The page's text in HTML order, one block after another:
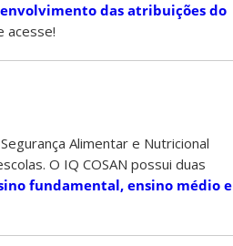
das atribuições do
acesse!
Alimentar e Nutricional
O IQ COSAN possui duas
fundamental, ensino médio e
FAQ